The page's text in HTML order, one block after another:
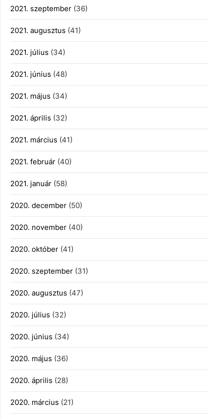
2021. szeptember (36)
2021. augusztus (41)
2021. július (34)
2021. június (48)
2021. május (34)
2021. április (32)
2021. március (41)
2021. február (40)
2021. január (58)
2020. december (50)
2020. november (40)
2020. október (41)
2020. szeptember (31)
2020. augusztus (47)
2020. július (32)
2020. június (34)
2020. május (36)
2020. április (28)
2020. március (21)